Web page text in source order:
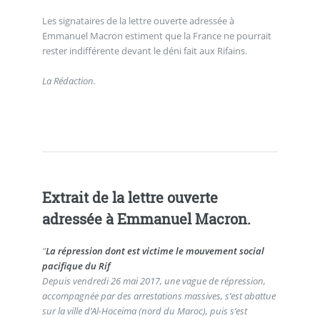
Les signataires de la lettre ouverte adressée à
Emmanuel Macron estiment que la France ne pourrait
rester indifférente devant le déni fait aux Rifains.
La Rédaction.
Extrait de la lettre ouverte
adressée à Emmanuel Macron.
"La répression dont est victime le mouvement social
pacifique du Rif
Depuis vendredi 26 mai 2017, une vague de répression,
accompagnée par des arrestations massives, s’est abattue
sur la ville d’Al-Hoceima (nord du Maroc), puis s’est